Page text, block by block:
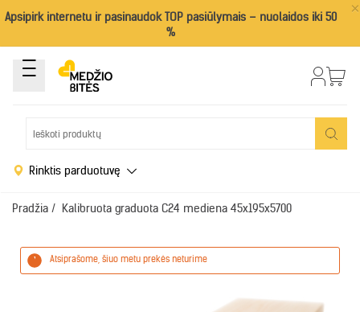
×
Apsipirk internetu ir pasinaudok TOP pasiūlymais – nuolaidos iki 50
%
Rinktis parduotuvę
Pradžia / Kalibruota graduota C24 mediena 45x195x5700
Atsiprašome, šiuo metu prekės neturime